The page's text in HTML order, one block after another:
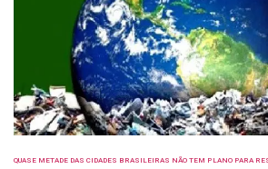
QUASE METADE DAS CIDADES BRASILEIRAS NÃO TEM PLANO PARA